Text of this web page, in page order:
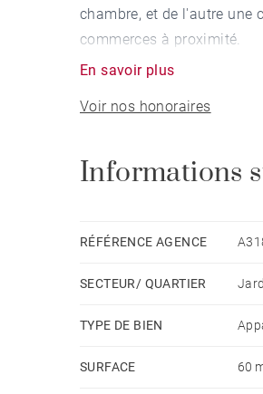
chambre, et de l'autre une
commerces à proximité.
En savoir plus
Voir nos honoraires
Informations
RÉFÉRENCE AGENCE
SECTEUR/ QUARTIER
TYPE DE BIEN
SURFACE 60